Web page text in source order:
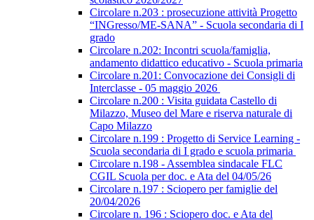
Circolare n.203 : prosecuzione attività Progetto
“INGresso/ME-SANA” - Scuola secondaria di I
grado
Circolare n.202: Incontri scuola/famiglia,
andamento didattico educativo - Scuola primaria
Circolare n.201: Convocazione dei Consigli di
Interclasse - 05 maggio 2026
Circolare n.200 : Visita guidata Castello di
Milazzo, Museo del Mare e riserva naturale di
Capo Milazzo
Circolare n.199 : Progetto di Service Learning -
Scuola secondaria di I grado e scuola primaria
Circolare n.198 - Assemblea sindacale FLC
CGIL Scuola per doc. e Ata del 04/05/26
Circolare n.197 : Sciopero per famiglie del
20/04/2026
Circolare n. 196 : Sciopero doc. e Ata del